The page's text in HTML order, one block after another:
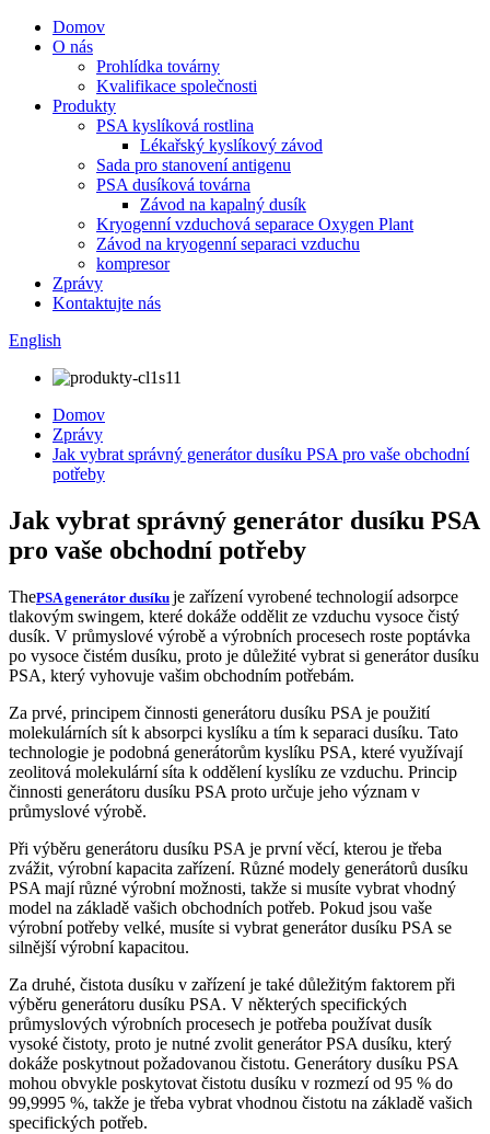
Domov
O nás
Prohlídka továrny
Kvalifikace společnosti
Produkty
PSA kyslíková rostlina
Lékařský kyslíkový závod
Sada pro stanovení antigenu
PSA dusíková továrna
Závod na kapalný dusík
Kryogenní vzduchová separace Oxygen Plant
Závod na kryogenní separaci vzduchu
kompresor
Zprávy
Kontaktujte nás
English
Domov
Zprávy
Jak vybrat správný generátor dusíku PSA pro vaše obchodní
potřeby
Jak vybrat správný generátor dusíku PSA
pro vaše obchodní potřeby
ThePSA generátor dusíku je zařízení vyrobené technologií adsorpce
tlakovým swingem, které dokáže oddělit ze vzduchu vysoce čistý
dusík. V průmyslové výrobě a výrobních procesech roste poptávka
po vysoce čistém dusíku, proto je důležité vybrat si generátor dusíku
PSA, který vyhovuje vašim obchodním potřebám.
Za prvé, principem činnosti generátoru dusíku PSA je použití
molekulárních sít k absorpci kyslíku a tím k separaci dusíku. Tato
technologie je podobná generátorům kyslíku PSA, které využívají
zeolitová molekulární síta k oddělení kyslíku ze vzduchu. Princip
činnosti generátoru dusíku PSA proto určuje jeho význam v
průmyslové výrobě.
Při výběru generátoru dusíku PSA je první věcí, kterou je třeba
zvážit, výrobní kapacita zařízení. Různé modely generátorů dusíku
PSA mají různé výrobní možnosti, takže si musíte vybrat vhodný
model na základě vašich obchodních potřeb. Pokud jsou vaše
výrobní potřeby velké, musíte si vybrat generátor dusíku PSA se
silnější výrobní kapacitou.
Za druhé, čistota dusíku v zařízení je také důležitým faktorem při
výběru generátoru dusíku PSA. V některých specifických
průmyslových výrobních procesech je potřeba používat dusík
vysoké čistoty, proto je nutné zvolit generátor PSA dusíku, který
dokáže poskytnout požadovanou čistotu. Generátory dusíku PSA
mohou obvykle poskytovat čistotu dusíku v rozmezí od 95 % do
99,9995 %, takže je třeba vybrat vhodnou čistotu na základě vašich
specifických potřeb.